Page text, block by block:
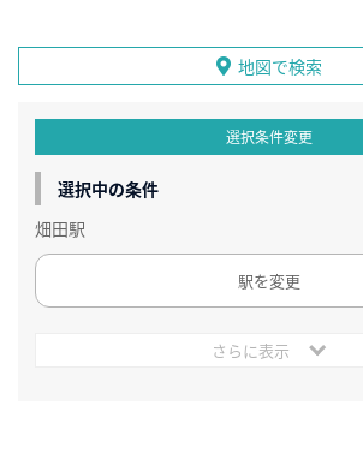
地図で検索
選択条件変更
選択中の条件
畑田駅
駅を変更
さらに表示